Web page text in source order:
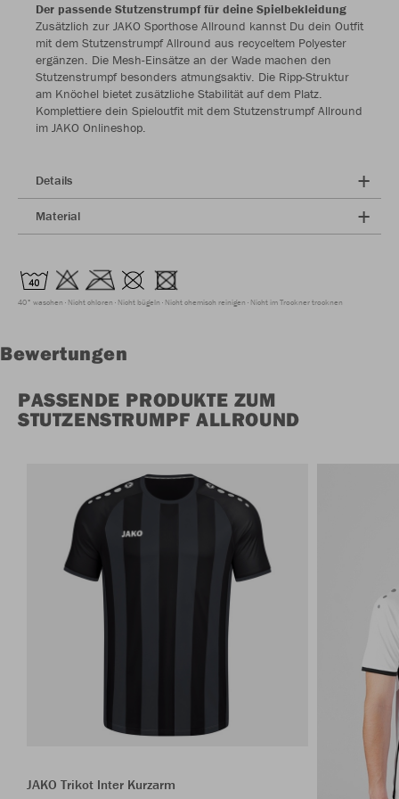
Der passende Stutzenstrumpf für deine Spielbekleidung
Zusätzlich zur JAKO Sporthose Allround kannst Du dein Outfit
mit dem Stutzenstrumpf Allround aus recyceltem Polyester
ergänzen. Die Mesh-Einsätze an der Wade machen den
Stutzenstrumpf besonders atmungsaktiv. Die Ripp-Struktur
am Knöchel bietet zusätzliche Stabilität auf dem Platz.
Komplettiere dein Spieloutfit mit dem Stutzenstrumpf Allround
im JAKO Onlineshop.
Details
Material
40° waschen Nicht chloren Nicht bügeln Nicht chemisch reinigen Nicht im Trockner trocknen
Bewertungen
PASSENDE PRODUKTE ZUM
STUTZENSTRUMPF ALLROUND
JAKO Trikot Inter Kurzarm